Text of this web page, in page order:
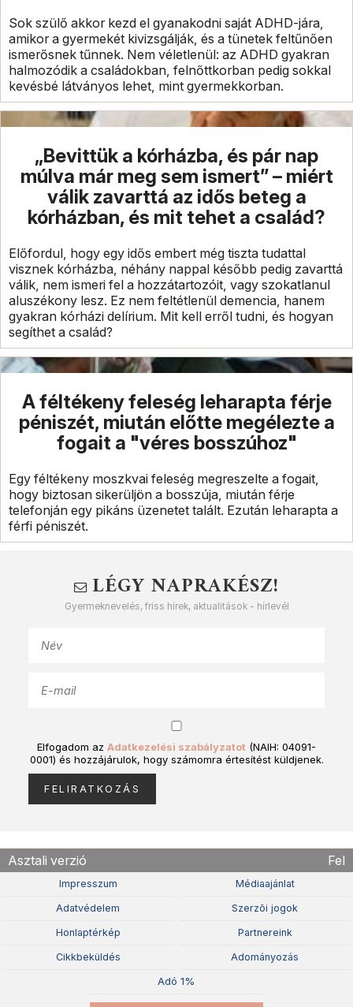
Sok szülő akkor kezd el gyanakodni saját ADHD-jára,
amikor a gyermekét kivizsgálják, és a tünetek feltűnően
ismerősnek tűnnek. Nem véletlenül: az ADHD gyakran
halmozódik a családokban, felnőttkorban pedig sokkal
kevésbé látványos lehet, mint gyermekkorban.
„Bevittük a kórházba, és pár nap
múlva már meg sem ismert” – miért
válik zavarttá az idős beteg a
kórházban, és mit tehet a család?
Előfordul, hogy egy idős embert még tiszta tudattal
visznek kórházba, néhány nappal később pedig zavarttá
válik, nem ismeri fel a hozzátartozóit, vagy szokatlanul
aluszékony lesz. Ez nem feltétlenül demencia, hanem
gyakran kórházi delírium. Mit kell erről tudni, és hogyan
segíthet a család?
A féltékeny feleség leharapta férje
péniszét, miután előtte megélezte a
fogait a "véres bosszúhoz"
Egy féltékeny moszkvai feleség megreszelte a fogait,
hogy biztosan sikerüljön a bosszúja, miután férje
telefonján egy pikáns üzenetet talált. Ezután leharapta a
férfi péniszét.
LÉGY NAPRAKÉSZ!
Gyermeknevelés, friss hírek, aktualitások - hírlevél
Elfogadom az Adatkezelési szabályzatot (NAIH: 04091-
0001) és hozzájárulok, hogy számomra értesítést küldjenek.
Asztali verzió Fel
Impresszum Médiaajánlat
Adatvédelem Szerzõi jogok
Honlaptérkép Partnereink
Cikkbeküldés Adományozás
Adó 1%